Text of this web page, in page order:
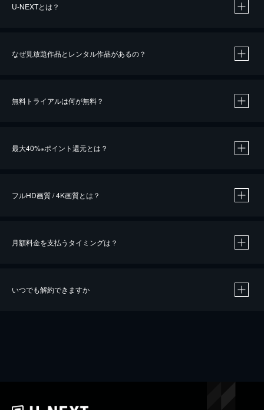
U-NEXTとは？
なぜ見放題作品とレンタル作品があるの？
無料トライアルは何が無料？
最大40%※ポイント還元とは？
※40％ポイント還元の対象は、クレジットカード決済による作品の購入 / レンタルです。
iOSアプリのUコイン決済による作品の購入 / レンタルは、20％のポイント還元です。
フルHD画質 / 4K画質とは？
月額料金を支払うタイミングは？
いつでも解約できますか